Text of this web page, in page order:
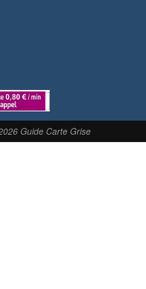
Guide Carte Grise